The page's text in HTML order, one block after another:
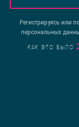
Регистрируясь или
персональных
КАК ЭТО БЫЛО